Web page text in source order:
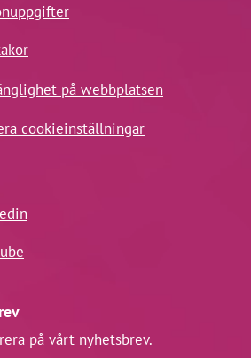
på webbplatsen
cookieinställningar
på vårt nyhetsbrev.